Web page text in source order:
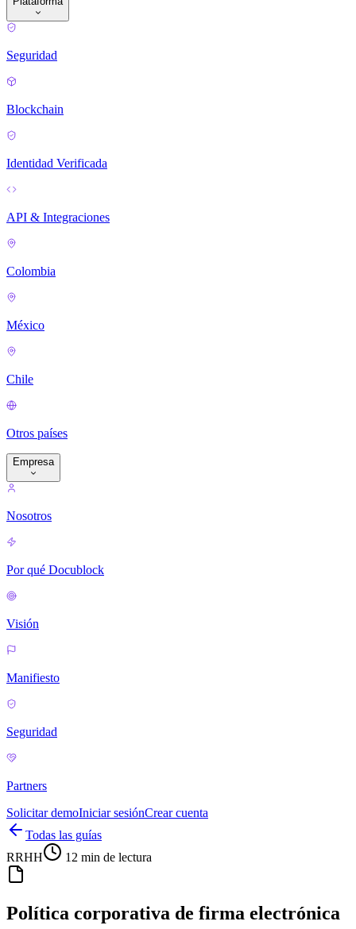
Seguridad
Blockchain
Identidad Verificada
API & Integraciones
Colombia
México
Chile
Otros países
Empresa
Nosotros
Por qué Docublock
Visión
Manifiesto
Seguridad
Partners
Solicitar demoIniciar sesiónCrear cuenta
Todas las guías
RRHH
12 min de lectura
Política corporativa de firma electrónica